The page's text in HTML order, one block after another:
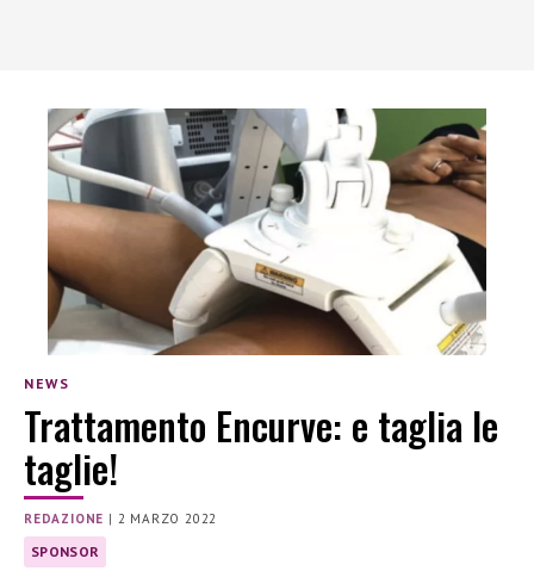
NEWS
Trattamento Encurve: e taglia le
taglie!
REDAZIONE | 2 MARZO 2022
SPONSOR